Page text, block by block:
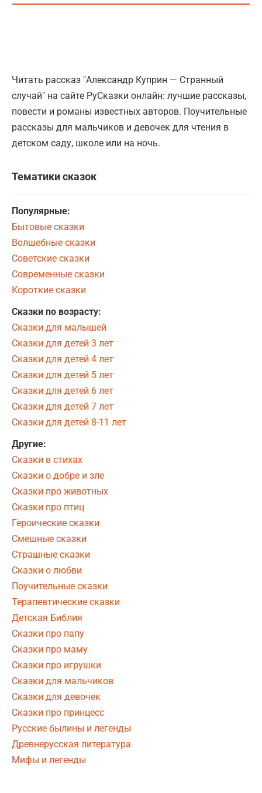
Читать рассказ "Александр Куприн — Странный
случай" на сайте РуСказки онлайн: лучшие рассказы,
повести и романы известных авторов. Поучительные
рассказы для мальчиков и девочек для чтения в
детском саду, школе или на ночь.
Тематики сказок
Популярные:
Бытовые сказки
Волшебные сказки
Советские сказки
Современные сказки
Короткие сказки
Сказки по возрасту:
Сказки для малышей
Сказки для детей 3 лет
Сказки для детей 4 лет
Сказки для детей 5 лет
Сказки для детей 6 лет
Сказки для детей 7 лет
Сказки для детей 8-11 лет
Другие:
Сказки в стихах
Сказки о добре и зле
Сказки про животных
Сказки про птиц
Героические сказки
Смешные сказки
Страшные сказки
Сказки о любви
Поучительные сказки
Терапевтические сказки
Детская Библия
Сказки про папу
Сказки про маму
Сказки про игрушки
Сказки для мальчиков
Сказки для девочек
Сказки про принцесс
Русские былины и легенды
Древнерусская литература
Мифы и легенды